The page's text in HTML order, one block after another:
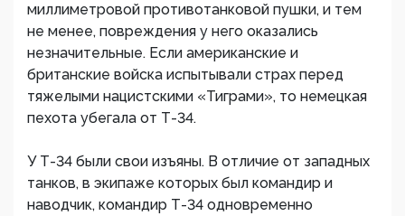
миллиметровой противотанковой пушки, и тем
не менее, повреждения у него оказались
незначительные. Если американские и
британские войска испытывали страх перед
тяжелыми нацистскими «Тиграми», то немецкая
пехота убегала от Т-34.
У Т-34 были свои изъяны. В отличие от западных
танков, в экипаже которых был командир и
наводчик, командир Т-34 одновременно